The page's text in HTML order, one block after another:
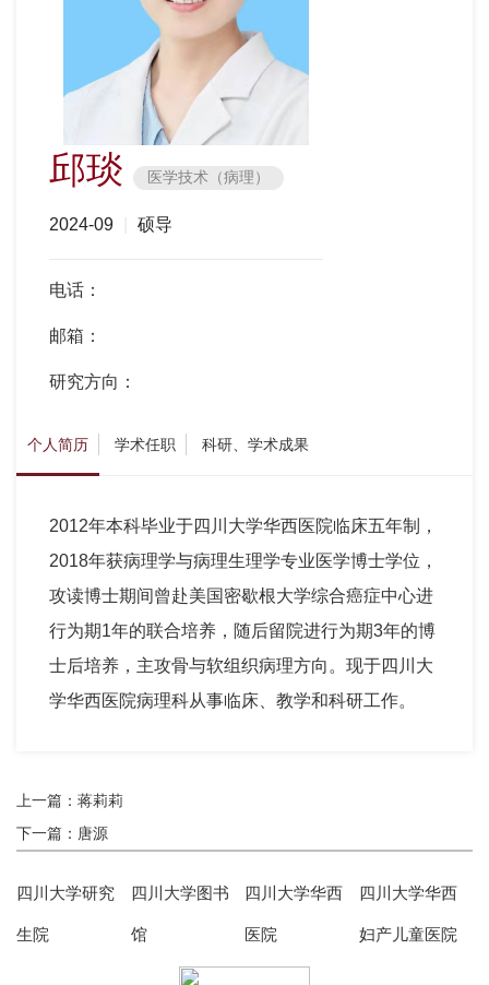
邱琰 医学技术（病理）
2024-09 硕导
电话：
邮箱：
研究方向：
个人简历 学术任职 科研、学术成果
2012年本科毕业于四川大学华西医院临床五年制，
2018年获病理学与病理生理学专业医学博士学位，
攻读博士期间曾赴美国密歇根大学综合癌症中心进
行为期1年的联合培养，随后留院进行为期3年的博
士后培养，主攻骨与软组织病理方向。现于四川大
学华西医院病理科从事临床、教学和科研工作。
上一篇：蒋莉莉
下一篇：唐源
四川大学研究
生院
四川大学图书
馆
四川大学华西
医院
四川大学华西
妇产儿童医院